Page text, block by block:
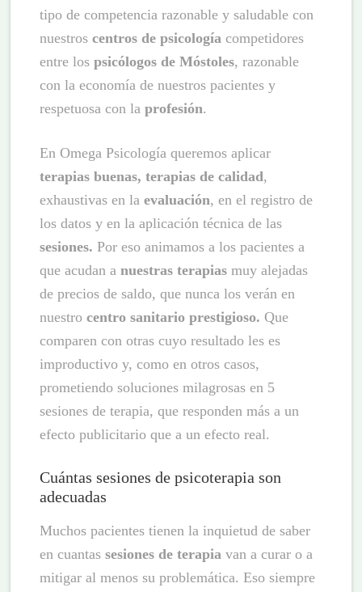
tipo de competencia razonable y saludable con
nuestroscentros de psicología competidores
entre lospsicólogos de Móstoles, razonable
con la economía de nuestros pacientes y
respetuosa con laprofesión.
En Omega Psicología queremos aplicar
terapias buenas, terapias de calidad,
exhaustivas en laevaluación, en el registro de
los datos y en la aplicación técnica de las
sesiones.Por eso animamos a los pacientes a
que acudan anuestras terapias muy alejadas
de precios de saldo, que nunca los verán en
nuestrocentro sanitario prestigioso.Que
comparen con otras cuyo resultado les es
improductivo y, como en otros casos,
prometiendo soluciones milagrosas en 5
sesiones de terapia, que responden más a un
efecto publicitario que a un efecto real.
Cuántas sesiones de psicoterapia son
adecuadas
Muchos pacientes tienen la inquietud de saber
en cuantassesiones de terapia van a curar o a
mitigar al menos su problemática. Eso siempre